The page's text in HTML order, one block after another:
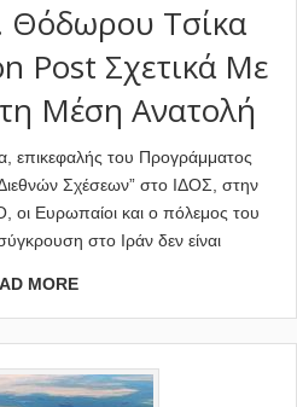
Θόδωρου Τσίκα
Post Σχετικά Με
Μέση Ανατολή
επικεφαλής του Προγράμματος
Σχέσεων” στο ΙΔΟΣ, στην
οι Ευρωπαίοι και ο πόλεμος του
στο Ιράν δεν είναι
MORE